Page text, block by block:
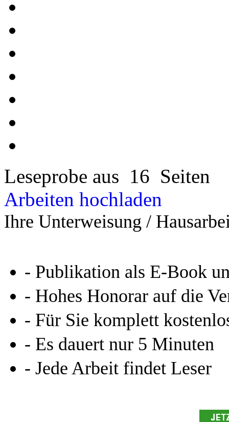
Leseprobe aus 16 Seiten
Arbeiten hochladen
Ihre Unterweisung /
- Publikation als E-Book
- Hohes Honorar auf die
- Für Sie komplett
- Es dauert nur 5 Minuten
- Jede Arbeit findet Leser